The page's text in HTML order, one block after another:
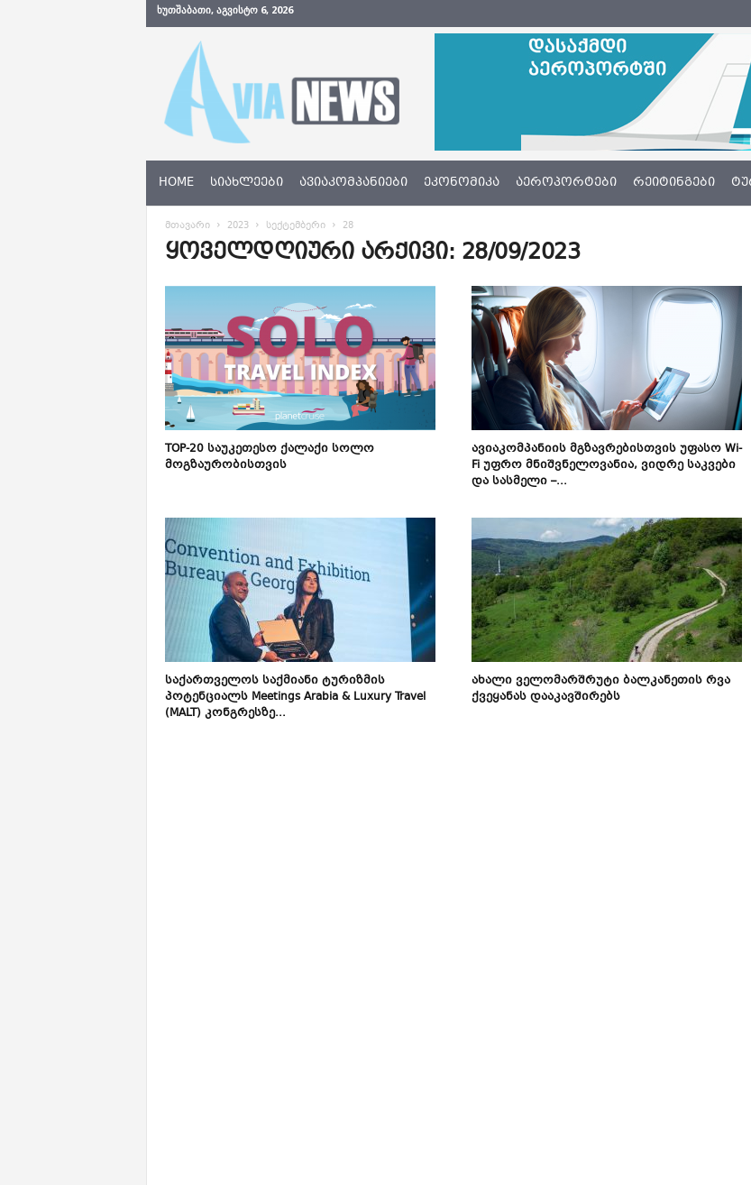
ᲮᲣᲗᲨᲐᲑᲐᲗᲘ, ᲐᲒᲕᲘᲡᲢᲝ 6, 2026
N
w
s
HOME ᲡᲘᲐᲮᲚᲔᲔᲑᲘ ᲐᲕᲘᲐᲙᲝᲛᲞᲐᲜᲘᲔᲑᲘ ᲔᲙᲝᲜᲝᲛᲘᲙᲐ ᲐᲔᲠᲝᲞᲝᲠᲢᲔᲑᲘ ᲠᲔᲘᲢᲘᲜᲒᲔᲑᲘ
მთავარი 2023 სექტემბერი 28
ყოველდღიური არქივი: 28/09/2023
TOP-20 საუკეთესო ქალაქი სოლო
მოგზაურობისთვის
ავიაკომპანიის მგზავრებისთვის უფასო Wi-
Fi უფრო მნიშვნელოვანია, ვიდრე საკვები
და სასმელი –...
საქართველოს საქმიანი ტურიზმის
პოტენციალს Meetings Arabia & Luxury Travel
(MALT) კონგრესზე...
ახალი ველომარშრუტი ბალკანეთის რვა
ქვეყანას დააკავშირებს